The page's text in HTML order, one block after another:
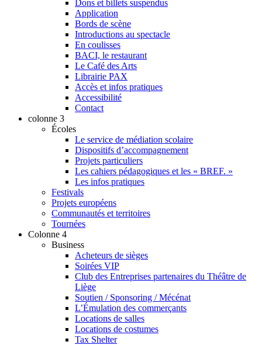
Dons et billets suspendus
Application
Bords de scène
Introductions au spectacle
En coulisses
BACI, le restaurant
Le Café des Arts
Librairie PAX
Accès et infos pratiques
Accessibilité
Contact
colonne 3
Écoles
Le service de médiation scolaire
Dispositifs d’accompagnement
Projets particuliers
Les cahiers pédagogiques et les « BREF. »
Les infos pratiques
Festivals
Projets européens
Communautés et territoires
Tournées
Colonne 4
Business
Acheteurs de sièges
Soirées VIP
Club des Entreprises partenaires du Théâtre de
Liège
Soutien / Sponsoring / Mécénat
L’Émulation des commerçants
Locations de salles
Locations de costumes
Tax Shelter